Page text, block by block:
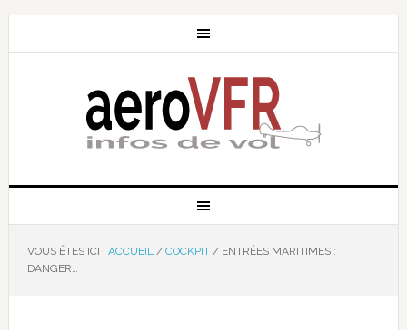
VOUS ÊTES ICI : ACCUEIL / COCKPIT /ENTRÉES MARITIMES :
DANGER…